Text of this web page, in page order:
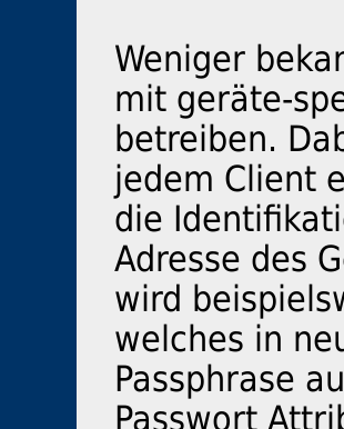
Weniger
mit geräte-
betreiben.
jedem Client
die
Adresse des
wird
welches in
Passphrase
Passwort